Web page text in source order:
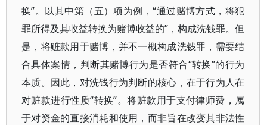
换”。以其中第（五）项为例，“通过赌博方式，将犯
罪所得及其收益转换为赌博收益的”，构成洗钱罪。但
是，将赃款用于赌博，并不一概构成洗钱罪，需要结
合具体案情，判断其赌博行为是否符合“转换”的行为
本质。因此，对洗钱行为判断的核心，在于行为人在
对赃款进行性质“转换”。将赃款用于支付律师费，属
于对资金的直接消耗和使用，而非旨在改变其非法性